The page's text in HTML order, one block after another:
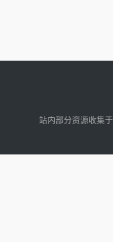
站内部分资源收集